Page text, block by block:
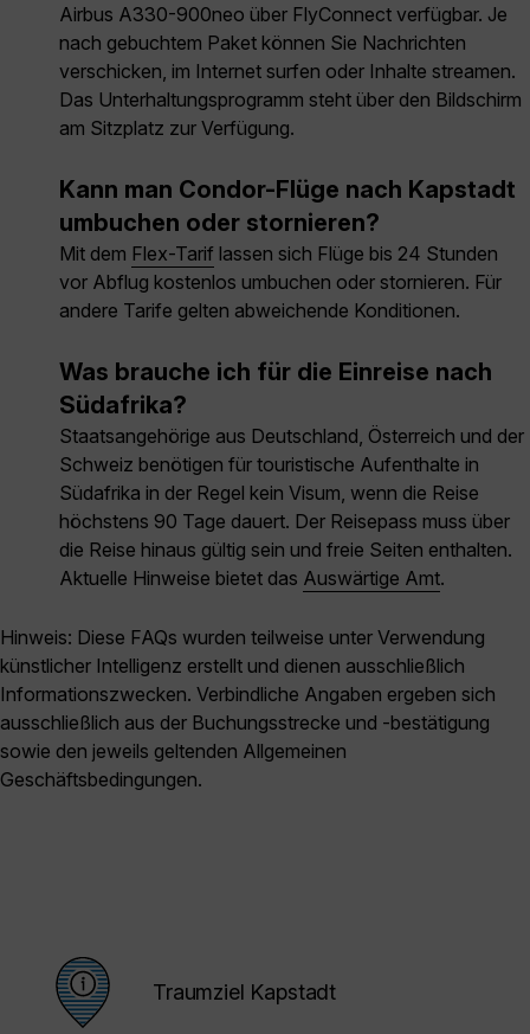
Airbus A330-900neo über FlyConnect verfügbar. Je
nach gebuchtem Paket können Sie Nachrichten
verschicken, im Internet surfen oder Inhalte streamen.
Das Unterhaltungsprogramm steht über den Bildschirm
am Sitzplatz zur Verfügung.
Kann man Condor-Flüge nach Kapstadt
umbuchen oder stornieren?
Mit dem Flex-Tarif lassen sich Flüge bis 24 Stunden
vor Abflug kostenlos umbuchen oder stornieren. Für
andere Tarife gelten abweichende Konditionen.
Was brauche ich für die Einreise nach
Südafrika?
Staatsangehörige aus Deutschland, Österreich und der
Schweiz benötigen für touristische Aufenthalte in
Südafrika in der Regel kein Visum, wenn die Reise
höchstens 90 Tage dauert. Der Reisepass muss über
die Reise hinaus gültig sein und freie Seiten enthalten.
Aktuelle Hinweise bietet das Auswärtige Amt.
Hinweis: Diese FAQs wurden teilweise unter Verwendung
künstlicher Intelligenz erstellt und dienen ausschließlich
Informationszwecken. Verbindliche Angaben ergeben sich
ausschließlich aus der Buchungsstrecke und -bestätigung
sowie den jeweils geltenden Allgemeinen
Geschäftsbedingungen.
Traumziel Kapstadt